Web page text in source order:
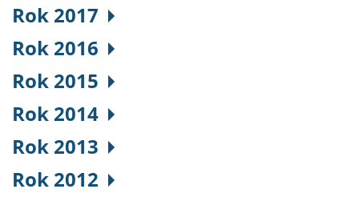
Rok 2017
Rok 2016
Rok 2015
Rok 2014
Rok 2013
Rok 2012